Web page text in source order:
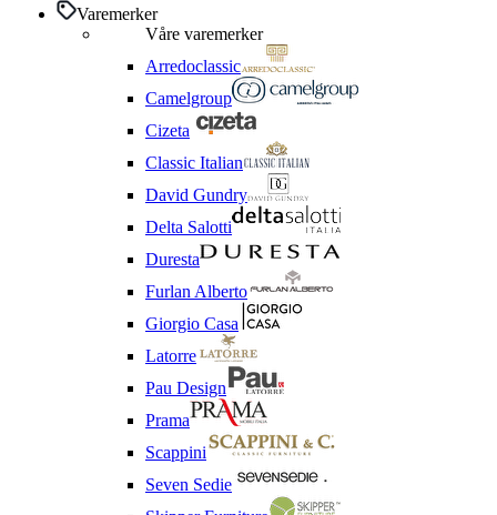
Varemerker
Våre varemerker
Arredoclassic
Camelgroup
Cizeta
Classic Italian
David Gundry
Delta Salotti
Duresta
Furlan Alberto
Giorgio Casa
Latorre
Pau Design
Prama
Scappini
Seven Sedie